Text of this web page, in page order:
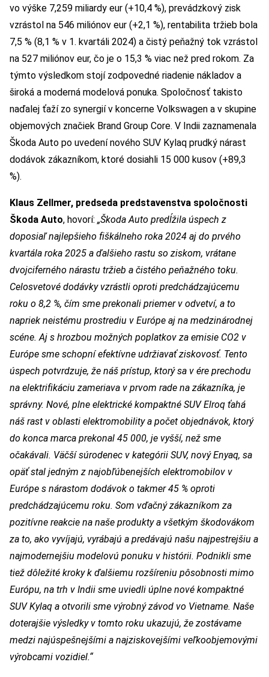
vo výške 7,259 miliardy eur (+10,4 %), prevádzkový zisk
vzrástol na 546 miliónov eur (+2,1 %), rentabilita tržieb bola
7,5 % (8,1 % v 1. kvartáli 2024) a čistý peňažný tok vzrástol
na 527 miliónov eur, čo je o 15,3 % viac než pred rokom. Za
týmto výsledkom stojí zodpovedné riadenie nákladov a
široká a moderná modelová ponuka. Spoločnosť takisto
naďalej ťaží zo synergií v koncerne Volkswagen a v skupine
objemových značiek Brand Group Core. V Indii zaznamenala
Škoda Auto po uvedení nového SUV Kylaq prudký nárast
dodávok zákazníkom, ktoré dosiahli 15 000 kusov (+89,3
%).
Klaus Zellmer, predseda predstavenstva spoločnosti
Škoda Auto, hovorí: „Škoda Auto predĺžila úspech z
doposiaľ najlepšieho fiškálneho roka 2024 aj do prvého
kvartála roka 2025 a ďalšieho rastu so ziskom, vrátane
dvojciferného nárastu tržieb a čistého peňažného toku.
Celosvetové dodávky vzrástli oproti predchádzajúcemu
roku o 8,2 %, čím sme prekonali priemer v odvetví, a to
napriek neistému prostrediu v Európe aj na medzinárodnej
scéne. Aj s hrozbou možných poplatkov za emisie CO2 v
Európe sme schopní efektívne udržiavať ziskovosť. Tento
úspech potvrdzuje, že náš prístup, ktorý sa v ére prechodu
na elektrifikáciu zameriava v prvom rade na zákazníka, je
správny. Nové, plne elektrické kompaktné SUV Elroq ťahá
náš rast v oblasti elektromobility a počet objednávok, ktorý
do konca marca prekonal 45 000, je vyšší, než sme
očakávali. Väčší súrodenec v kategórii SUV, nový Enyaq, sa
opäť stal jedným z najobľúbenejších elektromobilov v
Európe s nárastom dodávok o takmer 45 % oproti
predchádzajúcemu roku. Som vďačný zákazníkom za
pozitívne reakcie na naše produkty a všetkým škodovákom
za to, ako vyvíjajú, vyrábajú a predávajú našu najpestrejšiu a
najmodernejšiu modelovú ponuku v histórii. Podnikli sme
tiež dôležité kroky k ďalšiemu rozšíreniu pôsobnosti mimo
Európu, na trh v Indii sme uviedli úplne nové kompaktné
SUV Kylaq a otvorili sme výrobný závod vo Vietname. Naše
doterajšie výsledky v tomto roku ukazujú, že zostávame
medzi najúspešnejšími a najziskovejšími veľkoobjemovými
výrobcami vozidiel.“